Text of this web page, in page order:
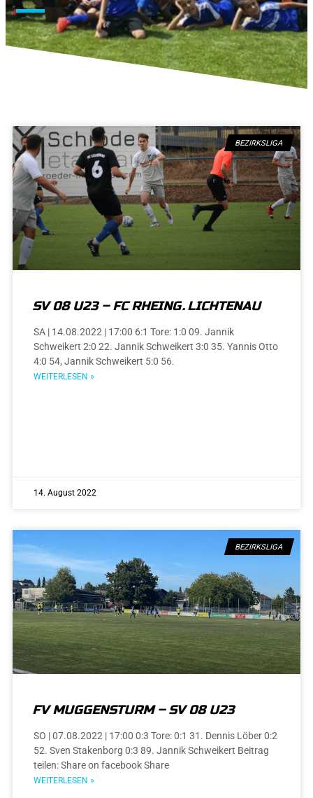
BEZIRKSLIGA
SV 08 U23 – FC RHEING. LICHTENAU
SA | 14.08.2022 | 17:00 6:1 Tore: 1:0 09. Jannik
Schweikert 2:0 22. Jannik Schweikert 3:0 35. Yannis Otto
4:0 54, Jannik Schweikert 5:0 56.
WEITERLESEN »
14. August 2022
BEZIRKSLIGA
FV MUGGENSTURM – SV 08 U23
SO | 07.08.2022 | 17:00 0:3 Tore: 0:1 31. Dennis Löber 0:2
52. Sven Stakenborg 0:3 89. Jannik Schweikert Beitrag
teilen: Share on facebook Share
WEITERLESEN »